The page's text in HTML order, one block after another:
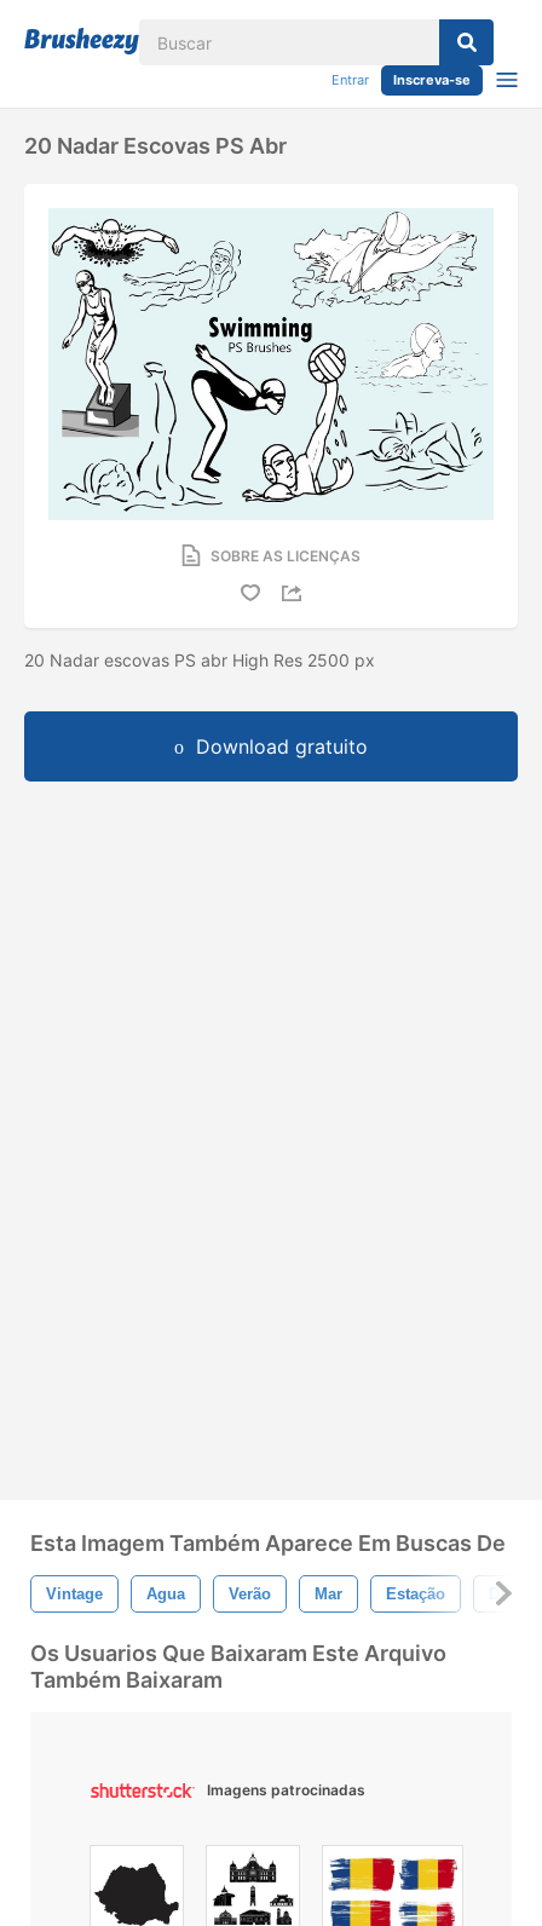
Entrar Inscreva-se
20 Nadar Escovas PS Abr
SOBRE AS LICENÇAS
20 Nadar escovas PS abr High Res 2500 px
Download gratuito
Esta Imagem Também Aparece Em Buscas De
Vintage Agua Verão Mar Estação
Os Usuarios Que Baixaram Este Arquivo
Também Baixaram
Imagens patrocinadas